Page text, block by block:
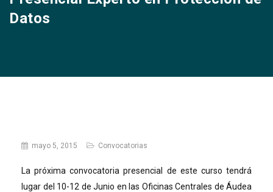
Datos
mayo 5, 2015 Convocatorias
La próxima convocatoria presencial de este curso tendrá
lugar del 10-12 de Junio en las Oficinas Centrales de Áudea